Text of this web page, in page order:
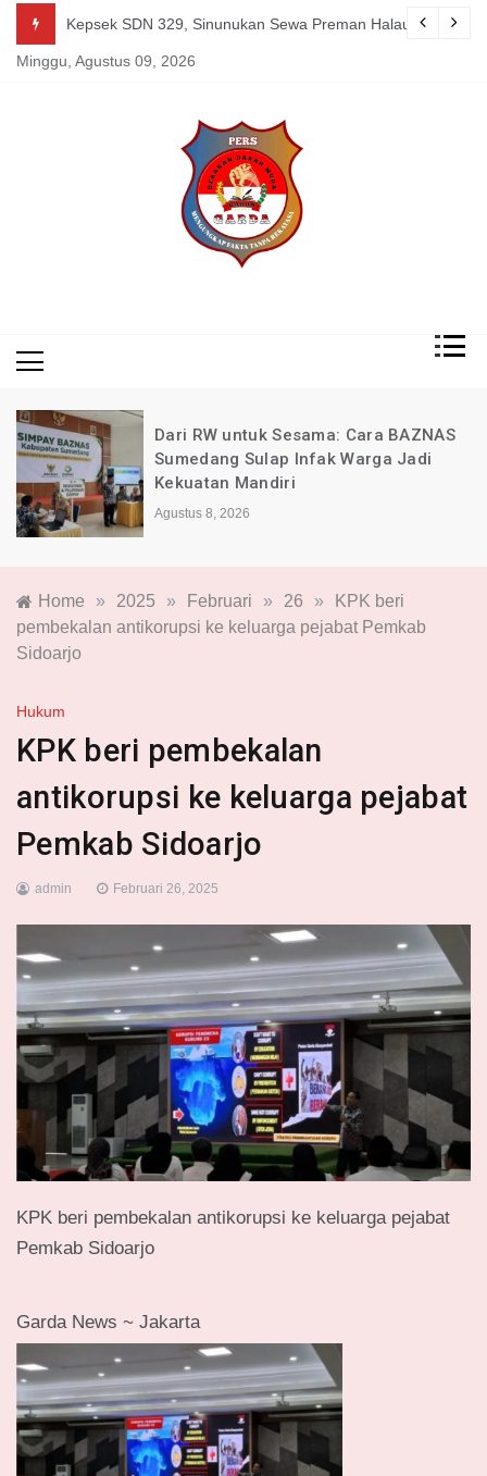
content
Tetap Berkarya dan Mandiri Agustus 07, 2026
Kepsek SDN 329, Sinunukan Sewa Preman Halau LSM
Minggu, Agustus 09, 2026
Dari RW untuk Sesama: Cara BAZNAS
Sumedang Sulap Infak Warga Jadi
Kekuatan Mandiri
Agustus 8, 2026
Home » 2025 » Februari » 26 »
KPK beri
pembekalan antikorupsi ke keluarga pejabat Pemkab
Sidoarjo
Hukum
KPK beri pembekalan
antikorupsi ke keluarga pejabat
Pemkab Sidoarjo
admin Februari 26, 2025
KPK beri pembekalan antikorupsi ke keluarga pejabat
Pemkab Sidoarjo
Garda News ~ Jakarta